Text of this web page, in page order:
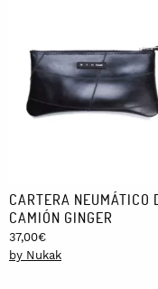
CARTERA NEUMÁTICO
CAMIÓN GINGER
37,00€
by Nukak